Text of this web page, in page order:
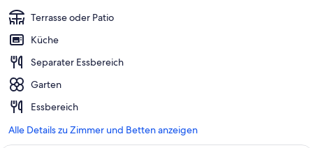
Terrasse oder Patio
Küche
Separater Essbereich
Garten
Essbereich
Alle Details zu Zimmer und Betten anzeigen